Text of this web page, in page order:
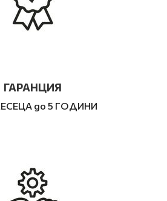
ГАРАНЦИЯ
до 5 ГОДИНИ